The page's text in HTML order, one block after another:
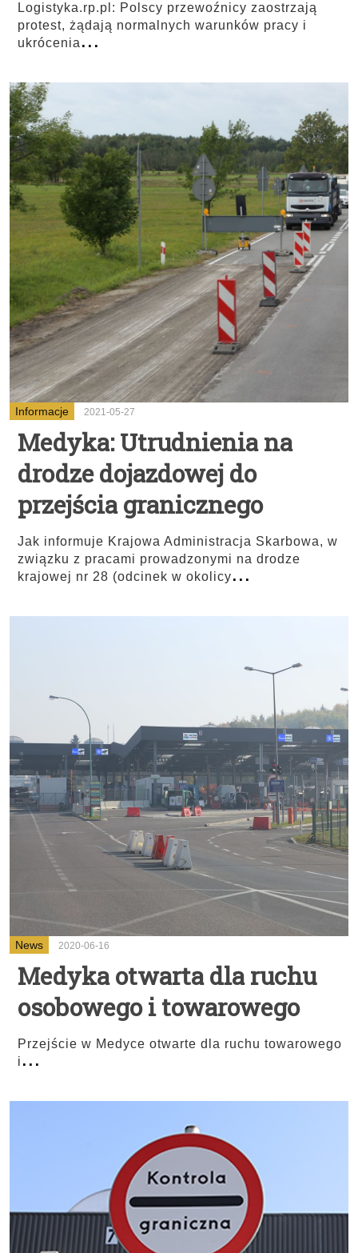
Logistyka.rp.pl: Polscy przewoźnicy zaostrzają
protest, żądają normalnych warunków pracy i
ukrócenia...
Informacje 2021-05-27
Medyka: Utrudnienia na
drodze dojazdowej do
przejścia granicznego
Jak informuje Krajowa Administracja Skarbowa, w
związku z pracami prowadzonymi na drodze
krajowej nr 28 (odcinek w okolicy...
News 2020-06-16
Medyka otwarta dla ruchu
osobowego i towarowego
Przejście w Medyce otwarte dla ruchu towarowego
i ...